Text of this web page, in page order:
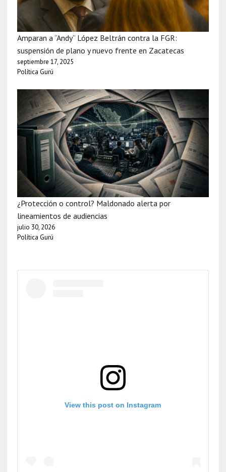
Amparan a “Andy” López Beltrán contra la FGR:
suspensión de plano y nuevo frente en Zacatecas
septiembre 17, 2025
Política Gurú
¿Protección o control? Maldonado alerta por
lineamientos de audiencias
julio 30, 2026
Política Gurú
View this post on Instagram